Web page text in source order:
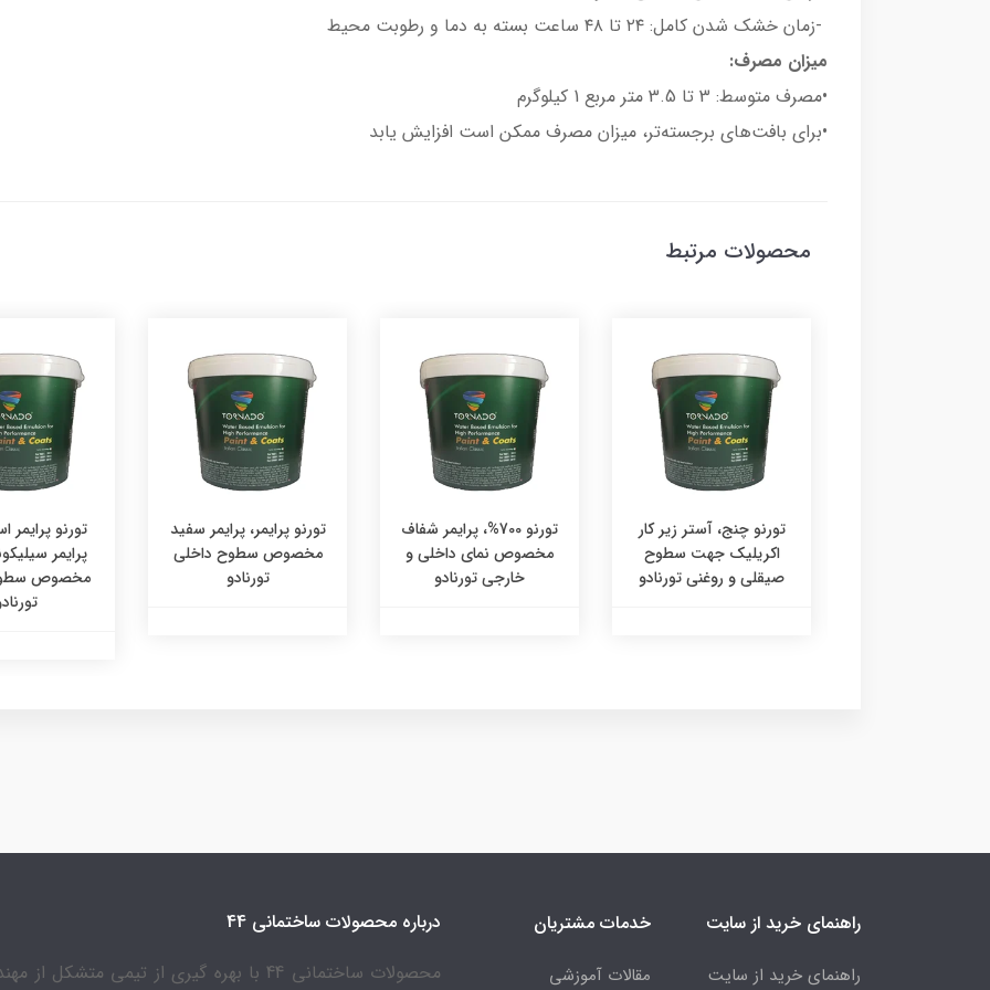
-زمان خشک شدن کامل: ۲۴ تا ۴۸ ساعت بسته به دما و رطوبت محیط
میزان مصرف:
•مصرف متوسط: 3 تا 3.5 متر مربع 1 کیلوگرم
•برای بافت‌های برجسته‌تر، میزان مصرف ممکن است افزایش یابد
محصولات مرتبط
تورنو چنج، آستر زیر کار
اکریلیک جهت سطوح
صیقلی و روغنی تورنادو
تورنو 700%، پرایمر شفاف
مخصوص نمای داخلی و
خارجی تورنادو
تورنو پرایمر، پرایمر سفید
مخصوص سطوح داخلی
تورنادو
تورنو پرایمر
پرایمر
مخصوص
راهنمای خرید از سایت
راهنمای خرید از سایت
خدمات مشتریان
مقالات آموزشی
درباره محصولات ساختمانی 44
محصولات ساختمانی 44 با بهره گیری از تیمی متشکل